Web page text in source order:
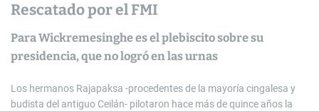
Rescatado por el FMI
Para Wickremesinghe es el plebiscito sobre su
presidencia, que no logró en las urnas
Los hermanos Rajapaksa -procedentes de la mayoría cingalesa y
budista del antiguo Ceilán- pilotaron hace más de quince años la